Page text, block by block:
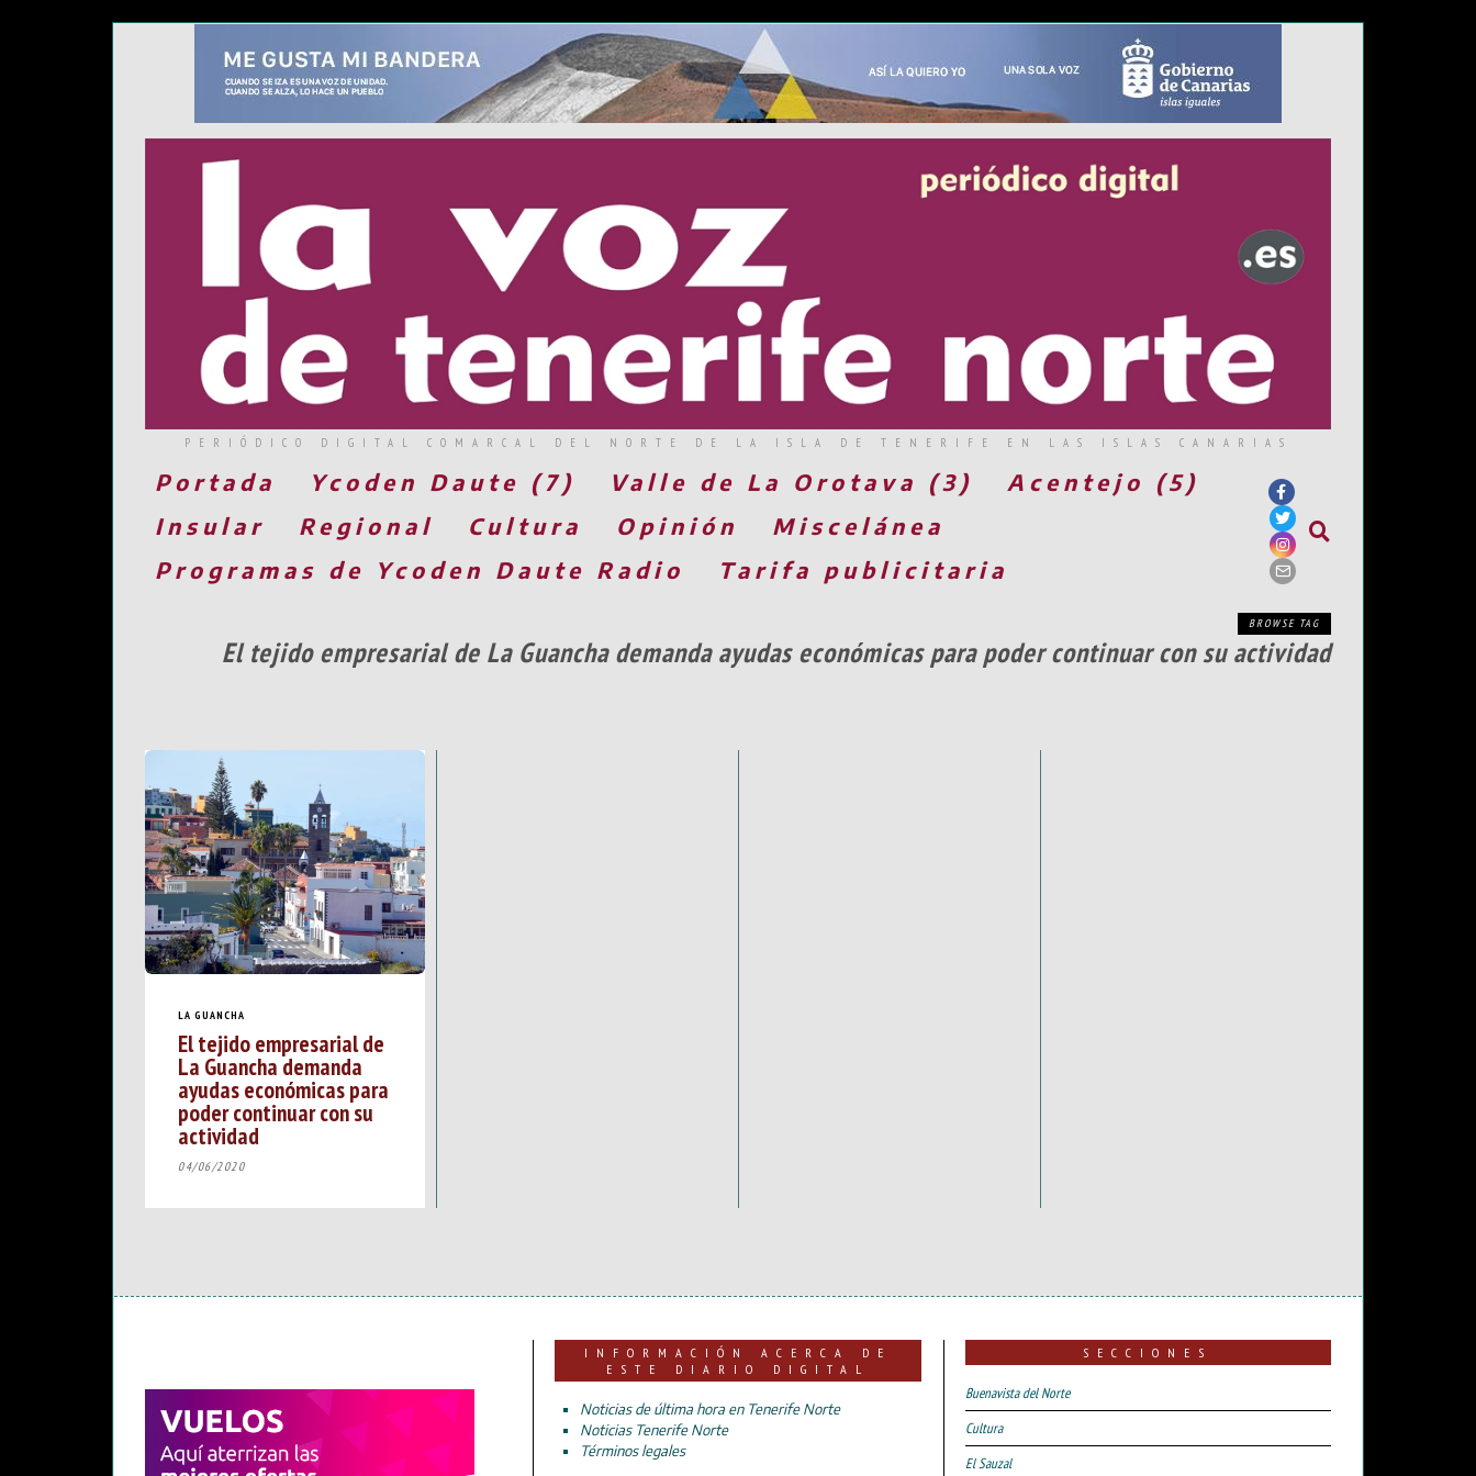
PERIÓDICO DIGITAL COMARCAL DEL NORTE DE LA ISLA DE TENERIFE EN LAS ISLAS CANARIAS
Portada Ycoden Daute (7) Valle de La Orotava (3)
Acentejo (5)
Insular
Regional Cultura Opinión
Miscelánea
Programas de Ycoden Daute Radio
Tarifa publicitaria
BROWSE TAG
El tejido empresarial de La Guancha demanda ayudas económicas para poder continuar con su actividad
LA GUANCHA
El tejido empresarial de
La Guancha demanda
ayudas económicas para
poder continuar con su
actividad
04/06/2020
INFORMACIÓN ACERCA DE
ESTE DIARIO DIGITAL
Noticias de última hora en Tenerife Norte
Noticias Tenerife Norte
Términos legales
SECCIONES
Buenavista del Norte
Cultura
El Sauzal